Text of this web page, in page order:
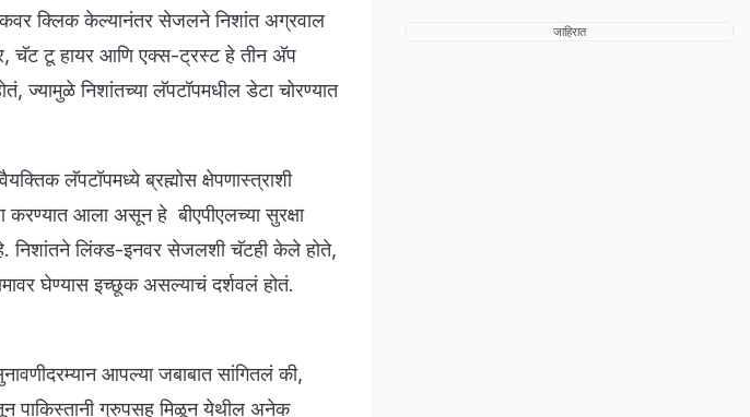
क्लिक केल्यानंतर सेजलने निशांत अग्रवाल
चॅट टू हायर आणि एक्स-ट्रस्ट हे तीन अ‍ॅप
निशांतच्या लॅपटॉपमधील डेटा चोरण्यात
लॅपटॉपमध्ये ब्रह्मोस क्षेपणास्त्राशी
आला असून हे बीएपीएलच्या सुरक्षा
निशांतने लिंक्ड-इनवर सेजलशी चॅटही केले होते,
घेण्यास इच्छूक असल्याचं दर्शवलं होतं.
आपल्या जबाबात सांगितलं की,
पाकिस्तानी ग्रुपसह मिळून येथील अनेक
जाहिरात